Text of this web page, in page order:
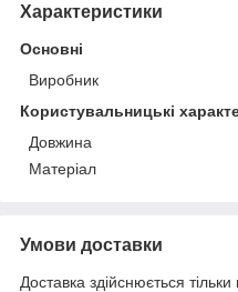
Характеристики
Основні
Виробник
Користувальницькі
Довжина
Матеріал
Умови доставки
Доставка здійснюється